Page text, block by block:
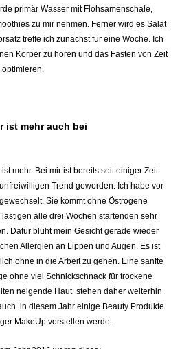
primär Wasser mit Flohsamenschale,
zu mir nehmen. Ferner wird es Salat
treffe ich zunächst für eine Woche. Ich
Körper zu hören und das Fasten von Zeit
optimieren.
ist mehr auch bei
mehr. Bei mir ist bereits seit einiger Zeit
Trend geworden. Ich habe vor
Sie kommt ohne Östrogene
alle drei Wochen startenden sehr
Dafür blüht mein Gesicht gerade wieder
Allergien an Lippen und Augen. Es ist
ohne in die Arbeit zu gehen. Eine sanfte
ohne viel Schnickschnack für trockene
neigende Haut stehen daher weiterhin
in diesem Jahr einige Beauty Produkte
MakeUp vorstellen werde.